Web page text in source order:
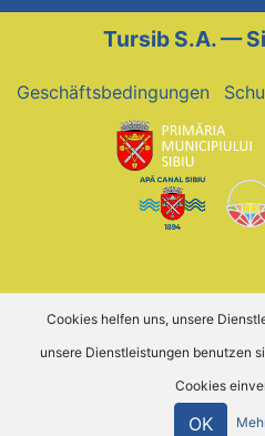
Tursib S.A. —
Geschäftsbedingungen
Cookies helfen uns, unsere
unsere Dienstleistungen benutzen
Cookies
OK